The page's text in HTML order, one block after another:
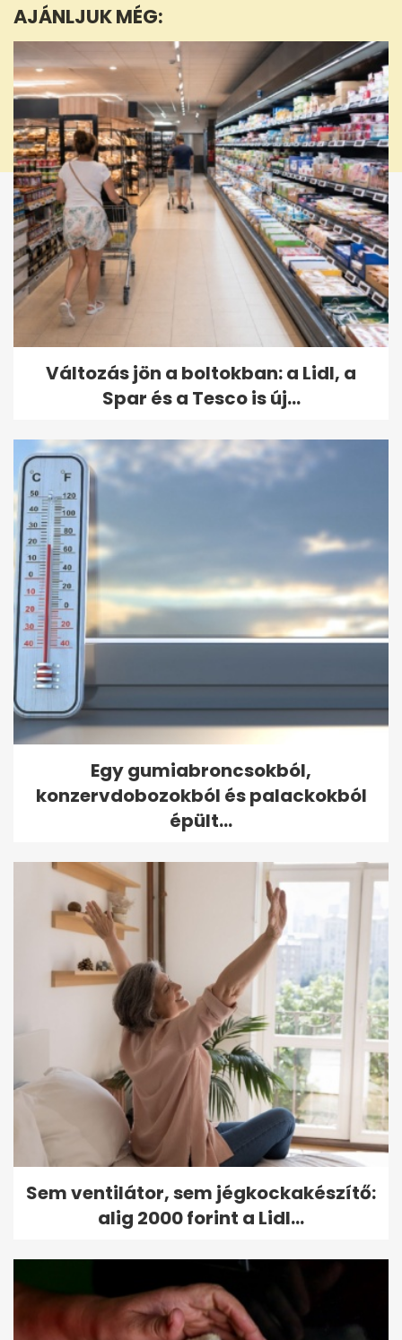
2
seconds
AJÁNLJUK MÉG:
Változás jön a boltokban: a Lidl, a
Spar és a Tesco is új...
Egy gumiabroncsokból,
konzervdobozokból és palackokból
épült...
Sem ventilátor, sem jégkockakészítő:
alig 2000 forint a Lidl...